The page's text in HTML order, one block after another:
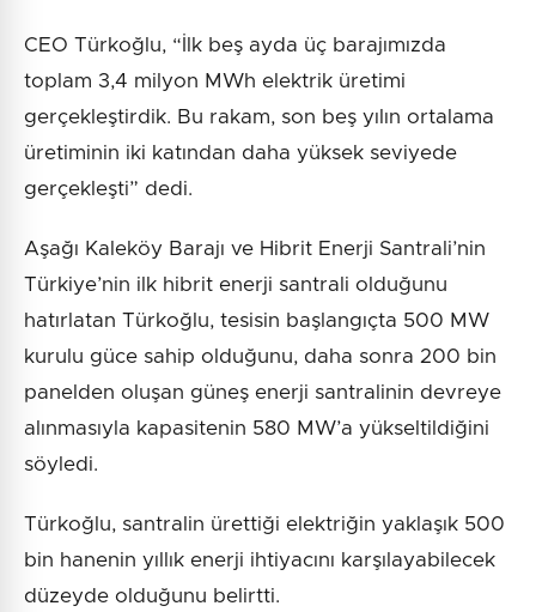
CEO Türkoğlu, “İlk beş ayda üç barajımızda
toplam 3,4 milyon MWh elektrik üretimi
gerçekleştirdik. Bu rakam, son beş yılın ortalama
üretiminin iki katından daha yüksek seviyede
gerçekleşti” dedi.
Aşağı Kaleköy Barajı ve Hibrit Enerji Santrali’nin
Türkiye’nin ilk hibrit enerji santrali olduğunu
hatırlatan Türkoğlu, tesisin başlangıçta 500 MW
kurulu güce sahip olduğunu, daha sonra 200 bin
panelden oluşan güneş enerji santralinin devreye
alınmasıyla kapasitenin 580 MW’a yükseltildiğini
söyledi.
Türkoğlu, santralin ürettiği elektriğin yaklaşık 500
bin hanenin yıllık enerji ihtiyacını karşılayabilecek
düzeyde olduğunu belirtti.